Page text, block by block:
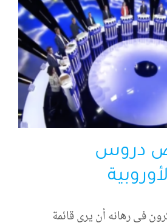
دروس
في رهانه أن يرى قائمة